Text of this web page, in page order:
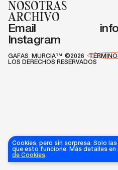
Cookies, pero sin sorpresa. Solo las
que esto funcione. Más detalles en
de Cookies
NOSOTRAS
ARCHIVO
Email
Instagram
GAFAS MURCIA™ ©2026
LOS DERECHOS RESERVADOS